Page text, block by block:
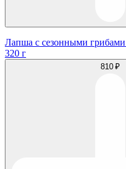
Лапша с сезонными
320 г
810 ₽